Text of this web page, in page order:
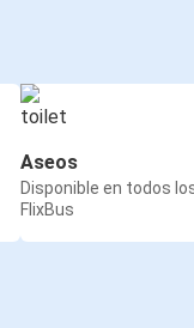
Aseos
Disponible en todos
FlixBus